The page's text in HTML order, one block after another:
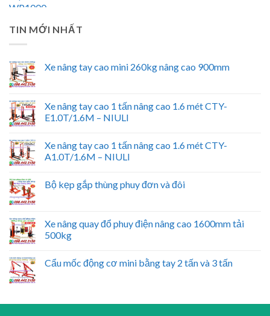
TIN MỚI NHẤT
Xe nâng tay cao mini 260kg nâng cao 900mm
Xe nâng tay cao 1 tấn nâng cao 1.6 mét CTY-
E1.0T/1.6M – NIULI
Xe nâng tay cao 1 tấn nâng cao 1.6 mét CTY-
A1.0T/1.6M – NIULI
Bộ kẹp gắp thùng phuy đơn và đôi
Xe nâng quay đổ phuy điện nâng cao 1600mm tải
500kg
Cẩu mốc động cơ mini bằng tay 2 tấn và 3 tấn